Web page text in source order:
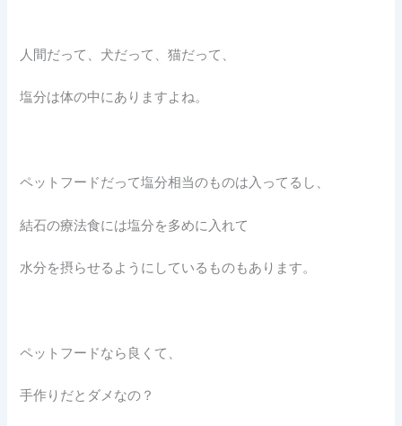
人間だって、犬だって、猫だって、
塩分は体の中にありますよね。
ペットフードだって塩分相当のものは入ってるし、
結石の療法食には塩分を多めに入れて
水分を摂らせるようにしているものもあります。
ペットフードなら良くて、
手作りだとダメなの？